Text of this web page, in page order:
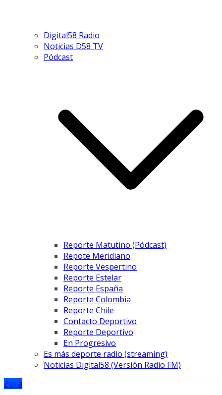
Digital58 Radio
Noticias D58 TV
Pódcast
Reporte Matutino (Pódcast)
Repote Meridiano
Reporte Vespertino
Reporte Estelar
Reporte España
Reporte Colombia
Reporte Chile
Contacto Deportivo
Reporte Deportivo
En Progresivo
Es más deporte radio (streaming)
Noticias Digital58 (Versión Radio FM)
Zulia